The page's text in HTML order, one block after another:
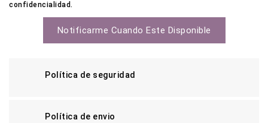
confidencialidad.
Notificarme Cuando Este Disponible
Política de seguridad
Política de envio